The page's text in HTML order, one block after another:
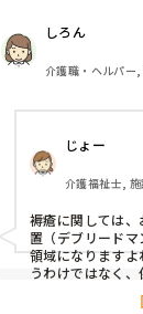
って理解してるの
いるのか…
私は褥瘡について
が、何処から何処
褥瘡出来そうな部
しても良かったで
しろん
介護職・ヘルパー
じょー
介護福祉士,
褥瘡に関しては
置（デブリード
領域になります
うわけではなく
などは介護職の